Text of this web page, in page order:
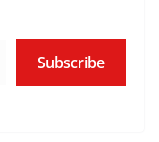
Subscribe